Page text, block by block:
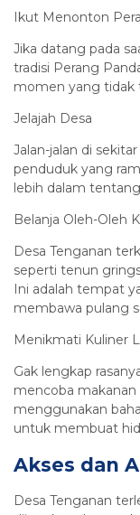
Ikut Menonton
Jika datang pada
tradisi Perang
momen yang tidak
Jelajah Desa
Jalan-jalan di
penduduk yang
lebih dalam
Belanja Oleh-Oleh
Desa Tenganan
seperti tenun
Ini adalah tempat
membawa pulang
Menikmati Kuliner
Gak lengkap
mencoba makanan
menggunakan
untuk membuat
Akses dan
Desa Tenganan